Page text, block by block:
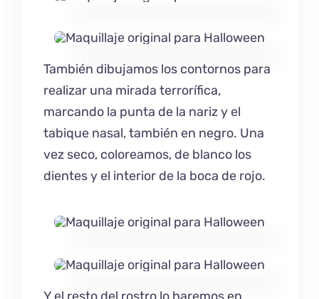
También dibujamos los contornos para
realizar una mirada terrorífica,
marcando la punta de la nariz y el
tabique nasal, también en negro. Una
vez seco, coloreamos, de blanco los
dientes y el interior de la boca de rojo.
Y el resto del rostro lo haremos en